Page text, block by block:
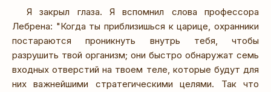
Я закрыл глаза. Я вспомнил слова профессора
Лебрена: "Когда ты приблизишься к царице, охранники
постараются проникнуть внутрь тебя, чтобы
разрушить твой организм; они быстро обнаружат семь
входных отверстий на твоем теле, которые будут для
них важнейшими стратегическими целями. Так что